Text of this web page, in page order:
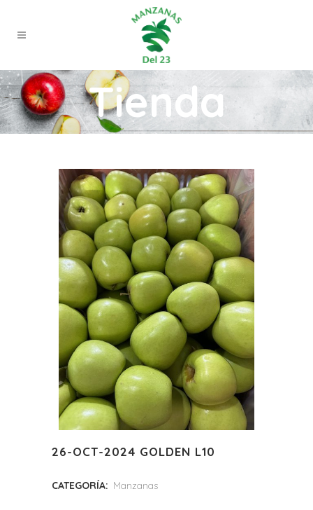
Tienda
26-OCT-2024 GOLDEN L10
CATEGORÍA: Manzanas